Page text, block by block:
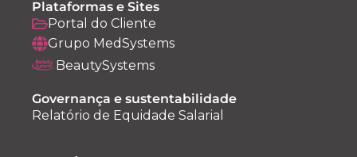
Plataformas e Sites
Portal do Cliente
Grupo MedSystems
BeautySystems
Governança e sustentabilidade
Relatório de Equidade Salarial